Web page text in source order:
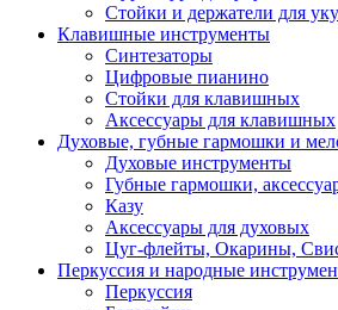
Стойки и держатели для
Клавишные инструменты
Синтезаторы
Цифровые пианино
Стойки для клавишных
Аксессуары для клавишных
Духовые, губные гармошки и
Духовые инструменты
Губные гармошки,
Казу
Аксессуары для духовых
Цуг-флейты, Окарины,
Перкуссия и народные
Перкуссия